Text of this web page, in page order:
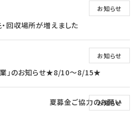
お知らせ
・回収場所が増えました
お知らせ
業」のお知らせ★8/10～8/15★
お知らせ
夏募金ご協力のお願い